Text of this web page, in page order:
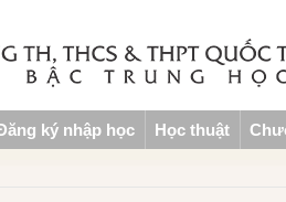
ký nhập học Học thuật